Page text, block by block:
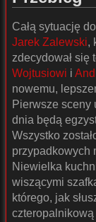
Całą sytuację
Jarek Zalewski,
zdecydował się
Wojtusiowi i
nowemu,
Pierwsze sceny
dnia będą
Wszystko
przypadkowych
Niewielka
wiszącymi
którego, jak
czteropalnikową